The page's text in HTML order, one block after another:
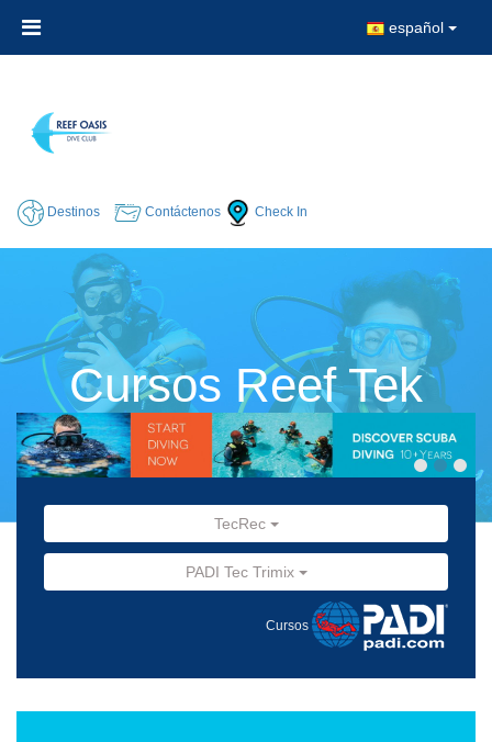
español
Destinos Contáctenos Check In
Cursos Reef Tek
TecRec
PADI Tec Trimix
Cursos